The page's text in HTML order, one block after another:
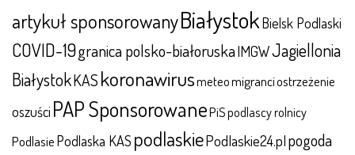
artykuł sponsorowanyBiałystokBielsk Podlaski
COVID-19granica polsko-białoruskaIMGWJagiellonia
BiałystokKAS koronawirusmeteomigranciostrzeżenie
oszuści PAP SponsorowanePiSpodlascy rolnicy
PodlasiePodlaska KAS podlaskiePodlaskie24.plpogoda